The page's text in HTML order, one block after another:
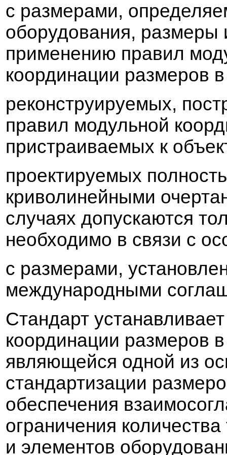
с размерами,
оборудования, размеры
применению правил
координации размеров
реконструируемых,
правил модульной
пристраиваемых к
проектируемых
криволинейными
случаях допускаются
необходимо в связи с
с размерами, установ
международными
Стандарт устанавлив
координации размеров
являющейся одной из
стандартизации
обеспечения в
ограничения количества
и элементов оборудов